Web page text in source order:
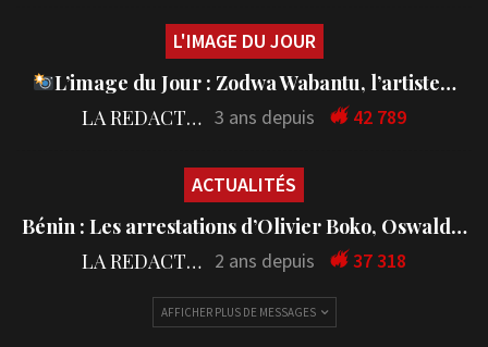
L'IMAGE DU JOUR
L’image du Jour : Zodwa Wabantu, l’artiste…
LA REDACTION 3 ans depuis 42 789
ACTUALITÉS
Bénin : Les arrestations d’Olivier Boko, Oswald…
LA REDACTION 2 ans depuis 37 318
AFFICHER PLUS DE MESSAGES